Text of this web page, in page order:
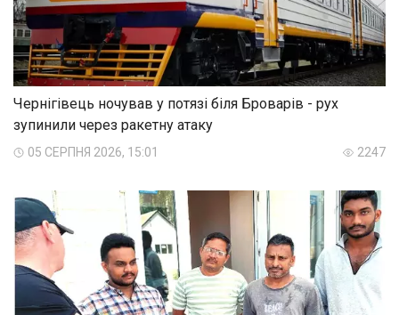
Чернігівець ночував у потязі біля Броварів - рух
зупинили через ракетну атаку
05 СЕРПНЯ 2026, 15:01 2247